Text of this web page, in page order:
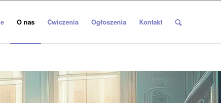
O nas Ćwiczenia Ogłoszenia Kontakt